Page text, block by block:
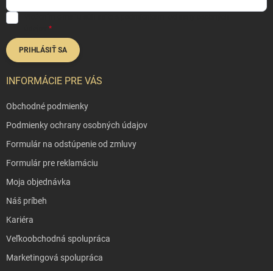
PRIHLÁSIŤ SA
INFORMÁCIE PRE VÁS
Obchodné podmienky
Podmienky ochrany osobných údajov
Formulár na odstúpenie od zmluvy
Formulár pre reklamáciu
Moja objednávka
Náš príbeh
Kariéra
Veľkoobchodná spolupráca
Marketingová spolupráca